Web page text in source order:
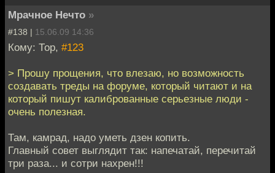
Мрачное Нечто »
#138 | 15.06.09 14:36
Кому: Тор, #123
> Прошу прощения, что влезаю, но возможность
создавать треды на форуме, который читают и на
который пишут калиброванные серьезные люди -
очень полезная.
Там, камрад, надо уметь дзен копить.
Главный совет выглядит так: напечатай, перечитай
три раза... и сотри нахрен!!!